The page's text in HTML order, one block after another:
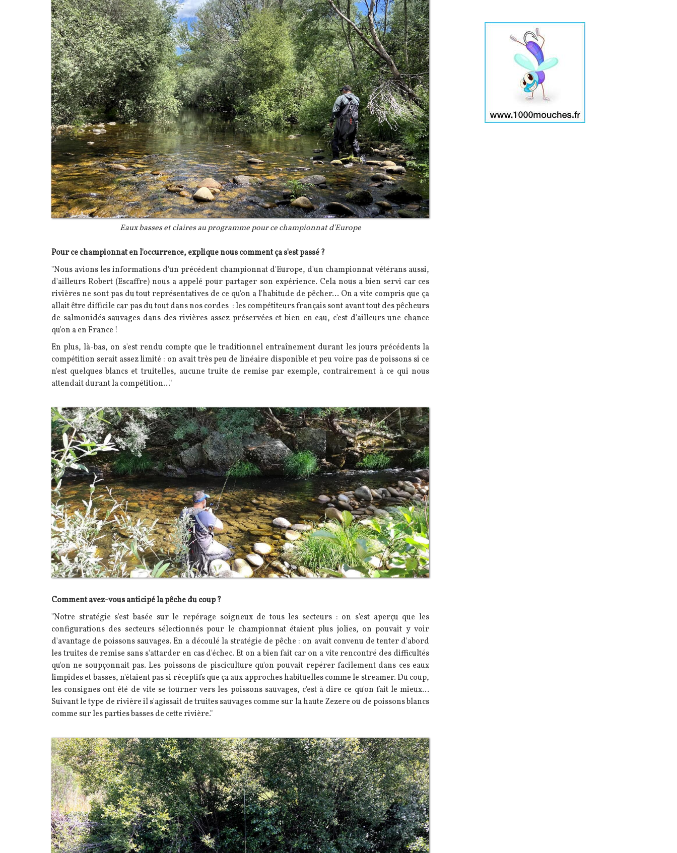
Eaux basses et claires au programme pour ce championnat d'Europe
Texte
Pour ce championnat en l'occurrence, explique nous comment ça s'est passé ?
"Nous avions les informations d'un précédent championnat d'Europe, d'un championnat vétérans aussi,
d'ailleurs Robert (Escaffre) nous a appelé pour partager son expérience. Cela nous a bien servi car ces
rivières ne sont pas du tout représentatives de ce qu'on a l'habitude de pêcher... On a vite compris que ça
allait être difficile car pas du tout dans nos cordes : les compétiteurs français sont avant tout des pêcheurs
de salmonidés sauvages dans des rivières assez préservées et bien en eau, c'est d'ailleurs une chance
qu'on a en France !
En plus, là-bas, on s'est rendu compte que le traditionnel entraînement durant les jours précédents la
compétition serait assez limité : on avait très peu de linéaire disponible et peu voire pas de poissons si ce
n'est quelques blancs et truitelles, aucune truite de remise par exemple, contrairement à ce qui nous
attendait durant la compétition..."
Image
Texte
Comment avez-vous anticipé la pêche du coup ?
"Notre stratégie s'est basée sur le repérage soigneux de tous les secteurs : on s'est aperçu que les
configurations des secteurs sélectionnés pour le championnat étaient plus jolies, on pouvait y voir
d'avantage de poissons sauvages. En a découlé la stratégie de pêche : on avait convenu de tenter d'abord
les truites de remise sans s'attarder en cas d'échec. Et on a bien fait car on a vite rencontré des difficultés
qu'on ne soupçonnait pas. Les poissons de pisciculture qu'on pouvait repérer facilement dans ces eaux
limpides et basses, n'étaient pas si réceptifs que ça aux approches habituelles comme le streamer. Du coup,
les consignes ont été de vite se tourner vers les poissons sauvages, c'est à dire ce qu'on fait le mieux...
Suivant le type de rivière il s'agissait de truites sauvages comme sur la haute Zezere ou de poissons blancs
comme sur les parties basses de cette rivière."
Image